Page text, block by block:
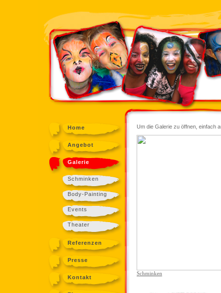
Home
Angebot
Galerie
Schminken
Body-Painting
Events
Theater
Referenzen
Presse
Kontakt
Um die Galerie zu öffnen, einfach
Schminken